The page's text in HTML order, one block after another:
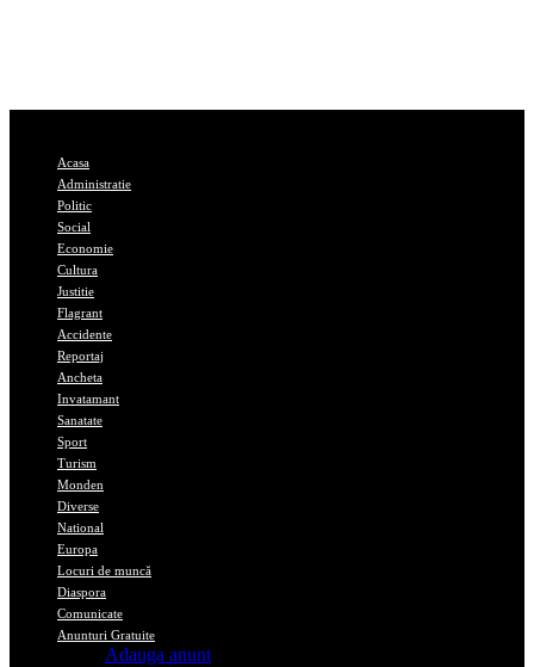
Acasa
Administratie
Politic
Social
Economie
Cultura
Justitie
Flagrant
Accidente
Reportaj
Ancheta
Invatamant
Sanatate
Sport
Turism
Monden
Diverse
National
Europa
Locuri de muncă
Diaspora
Comunicate
Anunturi Gratuite
Adauga anunt